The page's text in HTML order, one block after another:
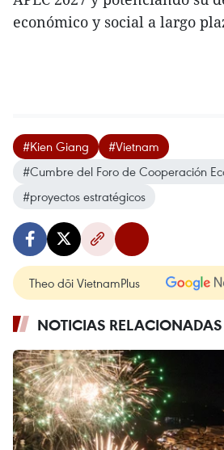
económico y social a largo
#Kien Giang
#Vietnam
#Cumbre del Foro de Cooperación
#proyectos estratégicos
Theo dõi VietnamPlus
NOTICIAS RELACIONADAS